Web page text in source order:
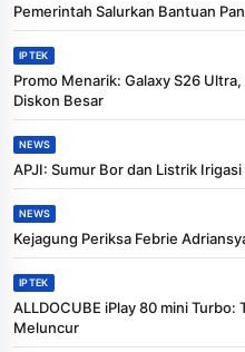
Pemerintah Salurkan Bantuan
IPTEK
Promo Menarik: Galaxy S26
Diskon Besar
NEWS
APJI: Sumur Bor dan Listrik
NEWS
Kejagung Periksa Febrie
IPTEK
ALLDOCUBE iPlay 80 mini
Meluncur